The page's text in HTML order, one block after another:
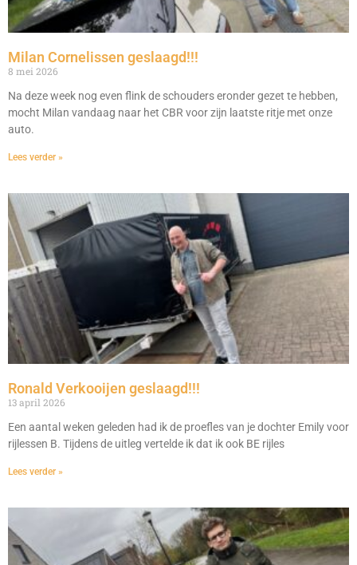
Milan Cornelissen geslaagd!!!
8 mei 2026
Na deze week nog even flink de schouders eronder gezet te hebben,
mocht Milan vandaag naar het CBR voor zijn laatste ritje met onze
auto.
Lees verder »
Ronald Verkooijen geslaagd!!!
13 april 2026
Een aantal weken geleden had ik de proefles van je dochter Emily voor
rijlessen B. Tijdens de uitleg vertelde ik dat ik ook BE rijles
Lees verder »